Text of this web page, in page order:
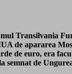
Transilvania
de apararea
de euro, era
de